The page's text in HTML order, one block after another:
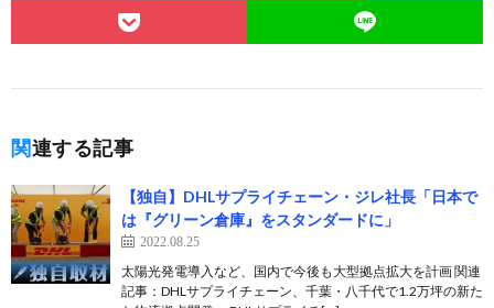
関連する記事
【独自】DHLサプライチェーン・ジレ社長「日本で
は『グリーン倉庫』をスタンダードに」
2022.08.25
太陽光発電導入など、国内で今後も大型拠点拡大を計画 関連
記事：DHLサプライチェーン、千葉・八千代で1.2万坪の新た